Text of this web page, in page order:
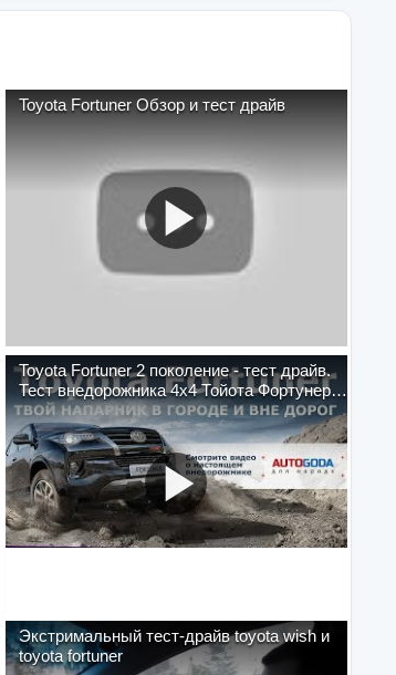
Toyota Fortuner Обзор и тест драйв
Toyota Fortuner 2 поколение - тест драйв.
Тест внедорожника 4x4 Тойота Фортунер
2018…
Экстримальный тест-драйв toyota wish и
toyota fortuner